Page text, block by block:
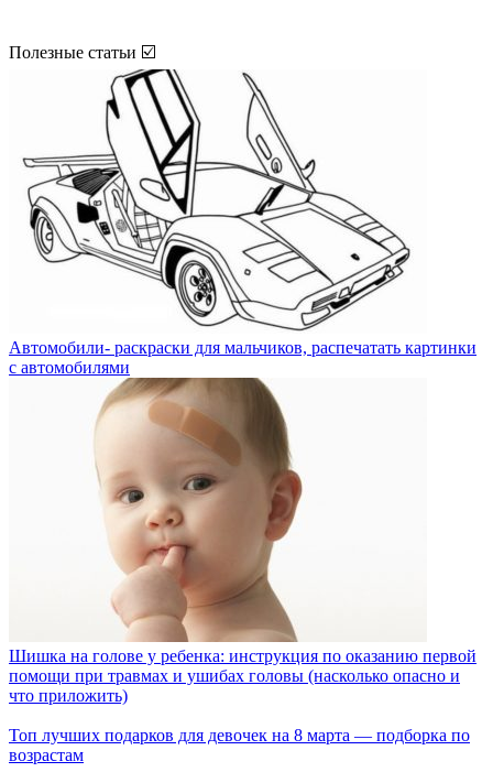
Полезные статьи ☑️
Автомобили- раскраски для мальчиков, распечатать картинки
с автомобилями
Шишка на голове у ребенка: инструкция по оказанию первой
помощи при травмах и ушибах головы (насколько опасно и
что приложить)
Топ лучших подарков для девочек на 8 марта — подборка по
возрастам